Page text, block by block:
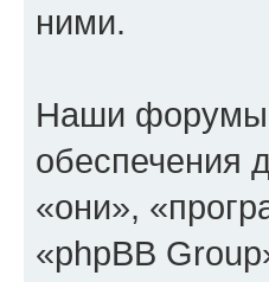
ними.
Наши форумы
обеспечения
«они»,
«phpBB